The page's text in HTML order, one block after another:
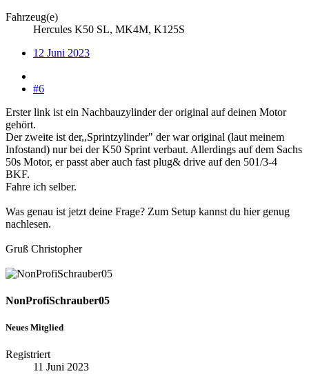
Fahrzeug(e)
Hercules K50 SL, MK4M, K125S
12 Juni 2023
#6
Erster link ist ein Nachbauzylinder der original auf deinen Motor
gehört.
Der zweite ist der,,Sprintzylinder" der war original (laut meinem
Infostand) nur bei der K50 Sprint verbaut. Allerdings auf dem Sachs
50s Motor, er passt aber auch fast plug& drive auf den 501/3-4
BKF.
Fahre ich selber.
Was genau ist jetzt deine Frage? Zum Setup kannst du hier genug
nachlesen.
Gruß Christopher
NonProfiSchrauber05
Neues Mitglied
Registriert
11 Juni 2023